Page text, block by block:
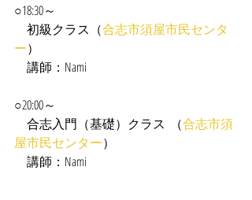
○18:30～
初級クラス（合志市須屋市民センタ
ー）
講師：Nami
○20:00～
合志入門（基礎）クラス  （合志市須
屋市民センター）
講師：Nami